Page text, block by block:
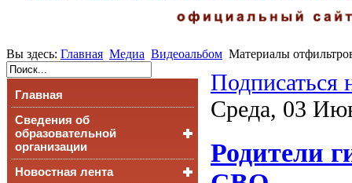
Вы здесь: Главная Медиа Видеоальбом Материалы
Главная
Сведения об
образовательной
организации
Основные сведения
Новостная лента
Подписаться
Среда, 03
Родители